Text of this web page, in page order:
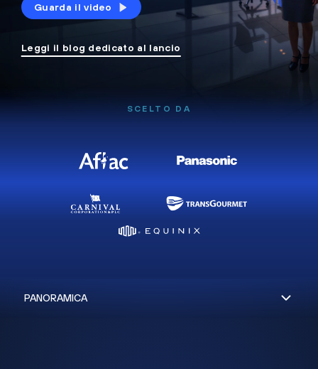
Guarda il video
Leggi il blog dedicato al lancio
SCELTO DA